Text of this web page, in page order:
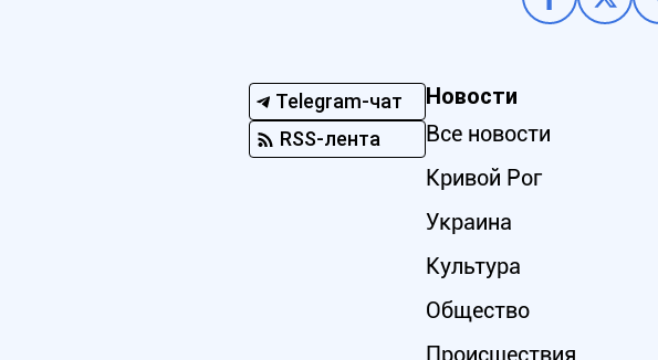
Telegram-чат
RSS-лента
Новости
Все новости
Кривой Рог
Украина
Культура
Общество
Происшествия